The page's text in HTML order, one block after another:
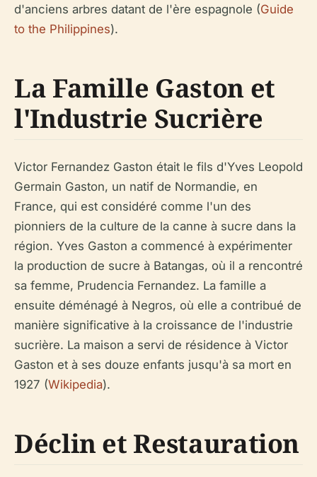
d'anciens arbres datant de l'ère espagnole (Guide
to the Philippines).
La Famille Gaston et
l'Industrie Sucrière
Victor Fernandez Gaston était le fils d'Yves Leopold
Germain Gaston, un natif de Normandie, en
France, qui est considéré comme l'un des
pionniers de la culture de la canne à sucre dans la
région. Yves Gaston a commencé à expérimenter
la production de sucre à Batangas, où il a rencontré
sa femme, Prudencia Fernandez. La famille a
ensuite déménagé à Negros, où elle a contribué de
manière significative à la croissance de l'industrie
sucrière. La maison a servi de résidence à Victor
Gaston et à ses douze enfants jusqu'à sa mort en
1927 (Wikipedia).
Déclin et Restauration